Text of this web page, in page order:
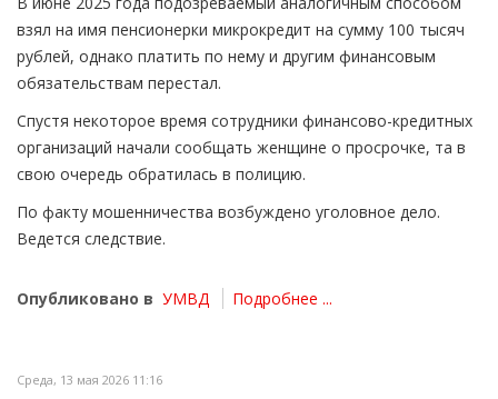
взял на имя пенсионерки микрокредит на сумму 100 тысяч
рублей, однако платить по нему и другим финансовым
обязательствам перестал.
Спустя некоторое время сотрудники финансово-кредитных
организаций начали сообщать женщине о просрочке, та в
свою очередь обратилась в полицию.
По факту мошенничества возбуждено уголовное дело.
Ведется следствие.
Опубликовано в УМВД Подробнее ...
Среда, 13 мая 2026 11:16